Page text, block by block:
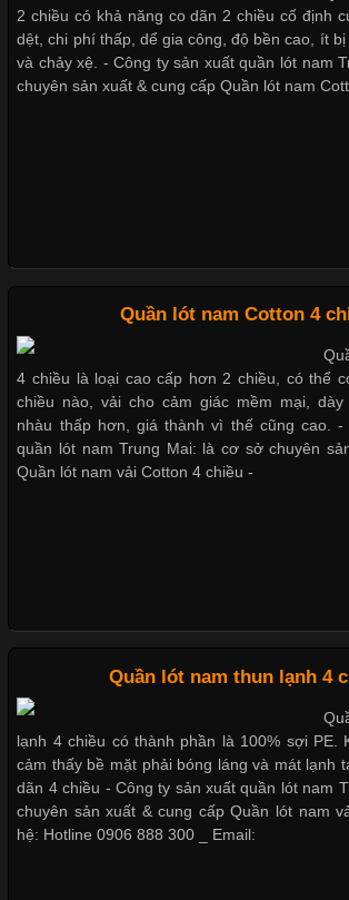
Cập nhật 2026-05-27 17:03:46
Vải Lycra Là Gì? Chất Liệu Co Giãn Được
Ngành May Mặc Trong ngành thời trang hiện
Trong những năm gần đây, vải Bamboo
trong những chất liệu được yêu thích
nhờ đặc tính mềm mại, thoáng khí và thân
Không chỉ được ứng dụng trong quần áo
này còn xuất hiện nhiều trong các sản phẩm đồ
Vải thun là một trong những chất liệu được
nhất trong ngành thời trang nhờ đặc tính co
thoải mái khi mặc. Từ áo thun, đồ thể thao
vải thun luôn đóng vai trò quan trọng trong
Hiện nay, nhu cầu tìm kiếm quần lót nam giá
2 chiều có khả năng co dãn 2 chiều cố định
dệt, chi phí thấp, dể gia công, độ bền cao, ít
và chảy xệ. - Công ty sản xuất quần lót nam
chuyên sản xuất & cung cấp Quần lót nam
Quần lót nam Cotton 4
4 chiều là loại cao cấp hơn 2 chiều, có thể
chiều nào, vải cho cảm giác mềm mại,
nhàu thấp hơn, giá thành vì thế cũng cao.
quần lót nam Trung Mai: là cơ sở chuyên
Quần lót nam vải Cotton 4 chiều -
Quần lót nam thun lạnh 4
lạnh 4 chiều có thành phần là 100% sợi PE.
cảm thấy bề mặt phải bóng láng và mát lạnh
dãn 4 chiều - Công ty sản xuất quần lót nam
chuyên sản xuất & cung cấp Quần lót nam
hệ: Hotline 0906 888 300 _ Email: